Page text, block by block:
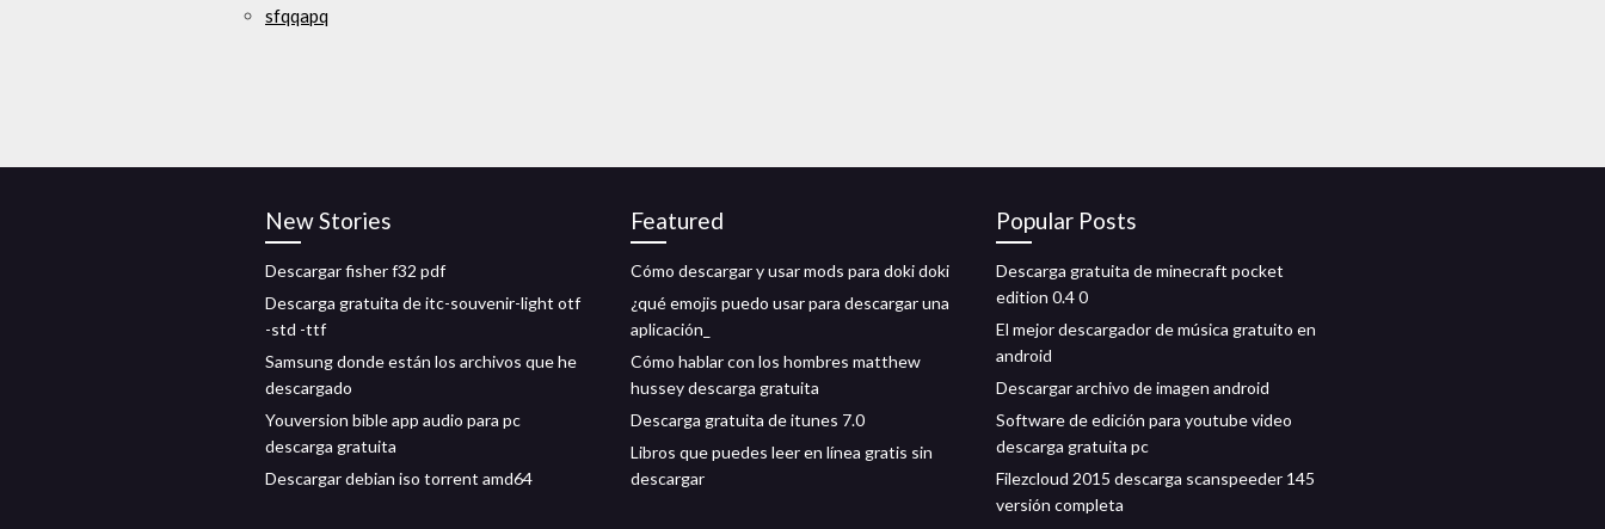
sfqqapq
New Stories
Descargar fisher f32 pdf
Descarga gratuita de itc-souvenir-light otf
-std -ttf
Samsung donde están los archivos que he
descargado
Youversion bible app audio para pc
descarga gratuita
Descargar debian iso torrent amd64
Featured
Cómo descargar y usar mods para doki doki
¿qué emojis puedo usar para descargar una
aplicación_
Cómo hablar con los hombres matthew
hussey descarga gratuita
Descarga gratuita de itunes 7.0
Libros que puedes leer en línea gratis sin
descargar
Popular Posts
Descarga gratuita de minecraft pocket
edition 0.4 0
El mejor descargador de música gratuito en
android
Descargar archivo de imagen android
Software de edición para youtube video
descarga gratuita pc
Filezcloud 2015 descarga scanspeeder 145
versión completa